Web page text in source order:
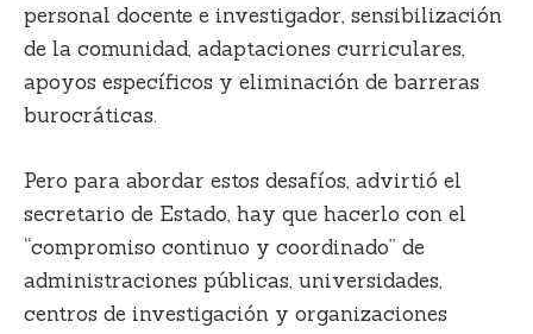
personal docente e investigador, sensibilización
de la comunidad, adaptaciones curriculares,
apoyos específicos y eliminación de barreras
burocráticas.
Pero para abordar estos desafíos, advirtió el
secretario de Estado, hay que hacerlo con el
“compromiso continuo y coordinado” de
administraciones públicas, universidades,
centros de investigación y organizaciones